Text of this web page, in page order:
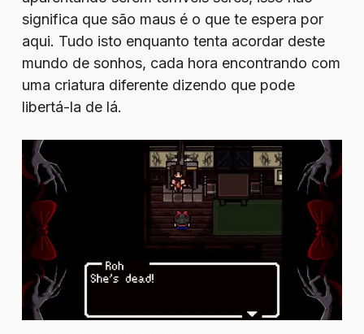
significa que são maus é o que te espera por
aqui. Tudo isto enquanto tenta acordar deste
mundo de sonhos, cada hora encontrando com
uma criatura diferente dizendo que pode
libertá-la de lá.